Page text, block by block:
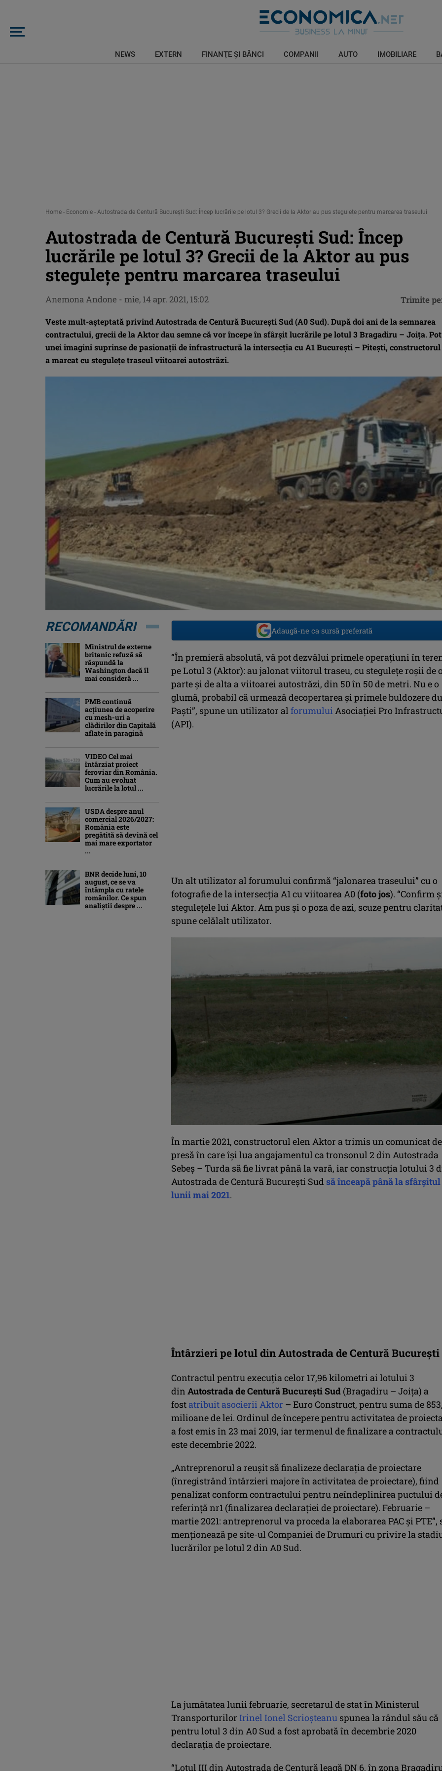
NEWS EXTERN FINANŢE ŞI BĂNCI COMPANII AUTO IMOBILIARE
Home - Economie - Autostrada de Centură București Sud: Încep lucrările pe lotul 3? Grecii de la Aktor au pus stegulețe pentru marcarea traseului
Autostrada de Centură București Sud: Încep
lucrările pe lotul 3? Grecii de la Aktor au pus
stegulețe pentru marcarea traseului
Veste mult-așteptată privind Autostrada de Centură București Sud (A0 Sud). După doi ani de la semnarea
contractului, grecii de la Aktor dau semne că vor începe în sfârșit lucrările pe lotul 3 Bragadiru – Joița.
unei imagini suprinse de pasionații de infrastructură la intersecția cu A1 București – Pitești, constructorul
a marcat cu stegulețe traseul viitoarei autostrăzi.
Anemona Andone - mie, 14 apr. 2021, 15:02 Trimite
Adaugă-ne ca sursă preferată
“În premieră absolută, vă pot dezvălui primele operațiuni în
pe Lotul 3 (Aktor): au jalonat viitorul traseu, cu stegulețe roșii de
parte și de alta a viitoarei autostrăzi, din 50 în 50 de metri. Nu e o
glumă, probabil că urmează decopertarea și primele buldozere
Paști”, spune un utilizator al forumului Asociației Pro
(API).
Un alt utilizator al forumului confirmă “jalonarea traseului” cu o
fotografie de la intersecția A1 cu viitoarea A0 (foto jos). “Confirm
stegulețele lui Aktor. Am pus și o poza de azi, scuze pentru
spune celălalt utilizator.
În martie 2021, constructorul elen Aktor a trimis un comunicat de
presă în care își luaangajamentul ca tronsonul 2 din Autostrada
Sebeş – Turda să fie livrat până la vară, iar construcţia lotului 3
Autostrada de Centură Bucureşti Sud să înceapă până la sfârşitul
lunii mai 2021.
Întârzieri pe lotul din Autostrada de Centură București
Contractul pentru execuția celor 17,96 kilometri ai lotului 3
dinAutostrada de Centură București Sud (Bragadiru – Joița) a
fostatribuit asocierii Aktor – Euro Construct, pentru suma de
milioane de lei. Ordinul de începere pentru activitatea de
a fost emis în 23 mai 2019, iar termenul de finalizare a
este decembrie 2022.
„Antreprenorul a reușit să finalizeze declarația de proiectare
(înregistrând întârzieri majore în activitatea de proiectare), fiind
penalizat conform contractului pentru neîndeplinirea puctului
referință nr1 (finalizarea declarației de proiectare). Februarie –
martie 2021: antreprenorul va proceda la elaborarea PAC și PTE”,
menționează pe site-ul Companiei de Drumuri cu privire la
lucrărilor pe lotul 2 din A0 Sud.
La jumătatea lunii februarie, secretarul de stat în Ministerul
Transporturilor Irinel Ionel Scrioșteanu spunea la rândul său că
pentru lotul 3 din A0 Sud a fost aprobată în decembrie 2020
declarația de proiectare.
“Lotul III din Autostrada de Centură leagă DN 6, în zona
RECOMANDĂRI
Ministrul de externe
britanic refuză să
răspundă la
Washington dacă îl
mai consideră ...
PMB continuă
acțiunea de acoperire
cu mesh-uri a
clădirilor din Capitală
aflate în paragină
VIDEO Cel mai
întârziat proiect
feroviar din România.
Cum au evoluat
lucrările la lotul ...
USDA despre anul
comercial 2026/2027:
România este
pregătită să devină cel
mai mare exportator
...
BNR decide luni, 10
august, ce se va
întâmpla cu ratele
românilor. Ce spun
analiștii despre ...